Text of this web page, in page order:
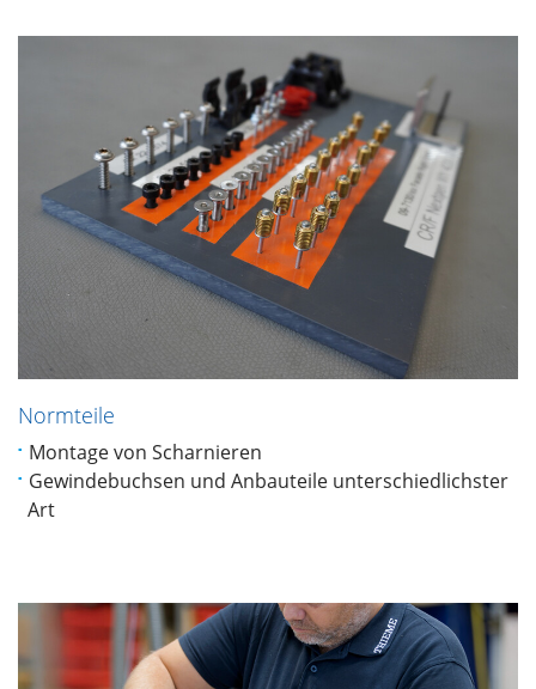
Normteile
Montage von Scharnieren
Gewindebuchsen und Anbauteile unterschiedlichster
Art